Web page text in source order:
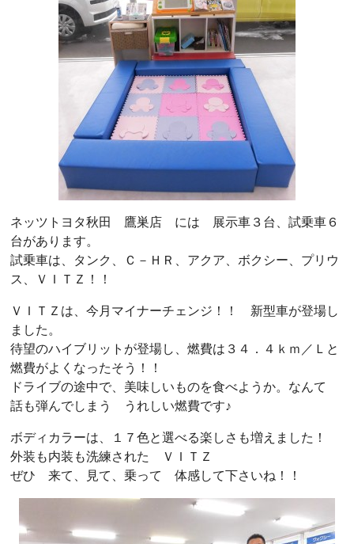
ネッツトヨタ秋田 鷹巣店 には 展示車３台、試乗車６
台があります。
試乗車は、タンク、Ｃ－ＨＲ、アクア、ボクシー、プリウ
ス、ＶＩＴＺ！！
ＶＩＴＺは、今月マイナーチェンジ！！ 新型車が登場し
ました。
待望のハイブリットが登場し、燃費は３４．４ｋｍ／Ｌと
燃費がよくなったそう！！
ドライブの途中で、美味しいものを食べようか。なんて
話も弾んでしまう うれしい燃費です♪
ボディカラーは、１７色と選べる楽しさも増えました！
外装も内装も洗練された ＶＩＴＺ
ぜひ 来て、見て、乗って 体感して下さいね！！